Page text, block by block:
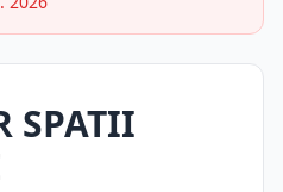
SPATII